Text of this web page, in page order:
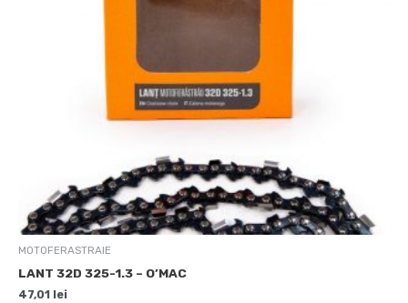
MOTOFERASTRAIE
LANT 32D 325-1.3 – O’MAC
47,01 lei